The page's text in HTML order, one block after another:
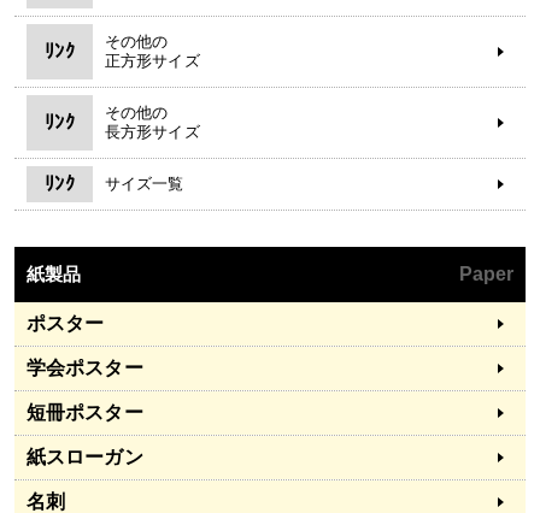
ﾘﾝｸ
その他の
正方形サイズ
ﾘﾝｸ
その他の
長方形サイズ
ﾘﾝｸ サイズ一覧
紙製品 Paper
ポスター
学会ポスター
短冊ポスター
紙スローガン
名刺